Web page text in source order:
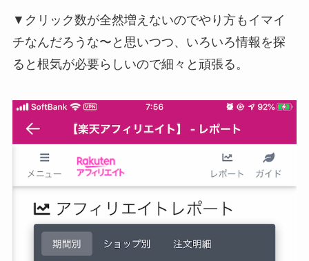
▼クリック数が全然増えないのでやり方もイマイ
チなんだろうな〜と思いつつ、いろいろ情報を探
ると根気が必要らしいので細々と頑張る。